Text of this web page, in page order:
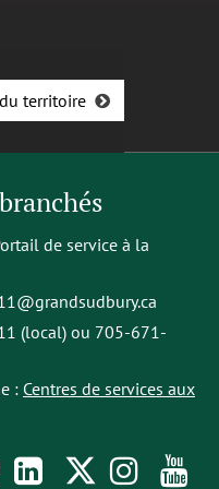
territoire
de service à la
(local) ou 705-671-
: Centres de services aux
À opensFollow